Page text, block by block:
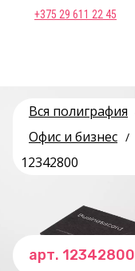
+375 29 611 22 45
Вся полиграфия
Офис и бизнес /
12342800
арт. 12342800